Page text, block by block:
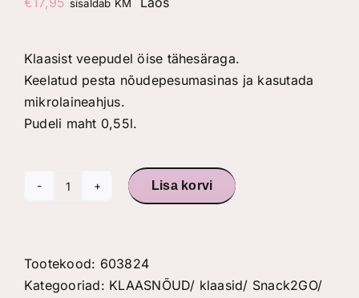
sisaldab KM
Klaasist veepudel öise tähesäraga.
Keelatud pesta nõudepesumasinas ja kasutada
mikrolaineahjus.
Pudeli maht 0,55l.
Klaasist
kogus
Lisa korvi
Tootekood: 603824
Kategooriad: KLAASNÕUD/ klaasid/ Snack2GO/